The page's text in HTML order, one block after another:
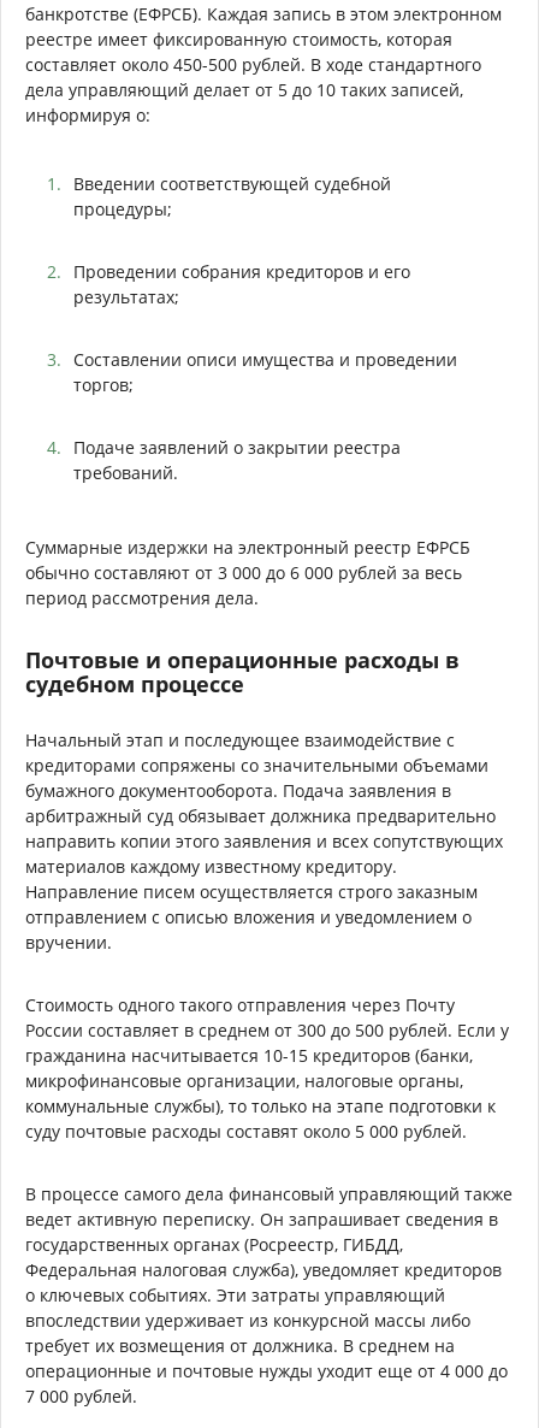
банкротстве (ЕФРСБ). Каждая запись в этом электронном
реестре имеет фиксированную стоимость, которая
составляет около 450-500 рублей. В ходе стандартного
дела управляющий делает от 5 до 10 таких записей,
информируя о:
Введении соответствующей судебной
процедуры;
Проведении собрания кредиторов и его
результатах;
Составлении описи имущества и проведении
торгов;
Подаче заявлений о закрытии реестра
требований.
Суммарные издержки на электронный реестр ЕФРСБ
обычно составляют от 3 000 до 6 000 рублей за весь
период рассмотрения дела.
Почтовые и операционные расходы в
судебном процессе
Начальный этап и последующее взаимодействие с
кредиторами сопряжены со значительными объемами
бумажного документооборота. Подача заявления в
арбитражный суд обязывает должника предварительно
направить копии этого заявления и всех сопутствующих
материалов каждому известному кредитору.
Направление писем осуществляется строго заказным
отправлением с описью вложения и уведомлением о
вручении.
Стоимость одного такого отправления через Почту
России составляет в среднем от 300 до 500 рублей. Если у
гражданина насчитывается 10-15 кредиторов (банки,
микрофинансовые организации, налоговые органы,
коммунальные службы), то только на этапе подготовки к
суду почтовые расходы составят около 5 000 рублей.
В процессе самого дела финансовый управляющий также
ведет активную переписку. Он запрашивает сведения в
государственных органах (Росреестр, ГИБДД,
Федеральная налоговая служба), уведомляет кредиторов
о ключевых событиях. Эти затраты управляющий
впоследствии удерживает из конкурсной массы либо
требует их возмещения от должника. В среднем на
операционные и почтовые нужды уходит еще от 4 000 до
7 000 рублей.